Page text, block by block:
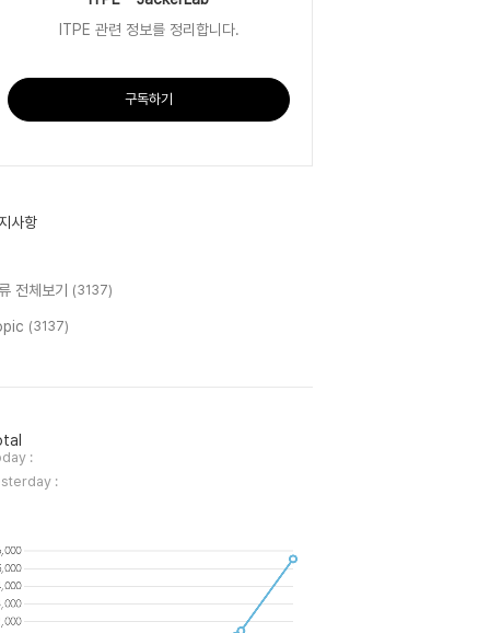
ITPE 관련 정보를 정리합니다.
구독하기
사항
전체보기 (3137)
(3137)
:
: